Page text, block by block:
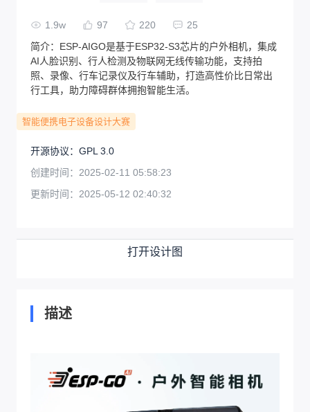
1.9w 97 220
25
简介： ESP-AIGO是基于ESP32-S3芯片的户外相机，集成
AI人脸识别、行人检测及物联网无线传输功能，支持拍
照、录像、行车记录仪及行车辅助，打造高性价比日常出
行工具，助力障碍群体拥抱智能生活。
智能便携电子设备设计大赛
开源协议： GPL 3.0
创建时间： 2025-02-11 05:58:23
更新时间： 2025-05-12 02:40:32
打开设计图
描述